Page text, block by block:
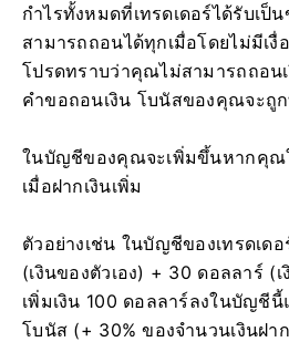
กำไรทั้งหมดที่เทรดเดอร์ได้รับเป็น
สามารถถอนได้ทุกเมื่อโดยไม่มีเงื่
โปรดทราบว่าคุณไม่สามารถถอน
คำขอถอนเงิน โบนัสของคุณจะถู
ในบัญชีของคุณจะเพิ่มขึ้นหากคุณ
เมื่อฝากเงินเพิ่ม
ตัวอย่างเช่น ในบัญชีของเทรดเด
(เงินของตัวเอง) + 30 ดอลลาร์ (
เพิ่มเงิน 100 ดอลลาร์ลงในบัญชี
โบนัส (+ 30% ของจำนวนเงินฝา